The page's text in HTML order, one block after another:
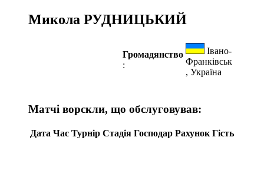
Микола РУДНИЦЬКИЙ
Громадянство
:
Івано-
Франківськ
, Україна
Матчі ворскли, що обслуговував:
Дата Час Турнір Стадія Господар Рахунок Гість